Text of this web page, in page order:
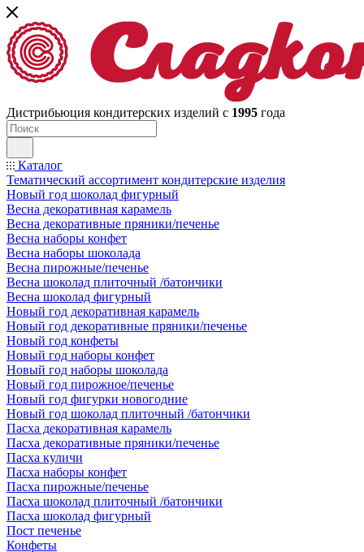
Дистрибьюция кондитерских изделий с 1995 года
Каталог
Тематический ассортимент кондитерские изделия
Новый год шоколад фигурный
Весна декоративная карамель
Весна декоративные пряники/печенье
Весна наборы конфет
Весна наборы шоколада
Весна пирожные/печенье
Весна шоколад плиточный /батончики
Весна шоколад фигурный
Новый год декоративная карамель
Новый год декоративные пряники/печенье
Новый год конфеты
Новый год наборы конфет
Новый год наборы шоколада
Новый год пирожное/печенье
Новый год фигурки новогодние
Новый год шоколад плиточный /батончики
Пасха декоративная карамель
Пасха декоративные пряники/печенье
Пасха куличи
Пасха наборы конфет
Пасха пирожные/печенье
Пасха шоколад плиточный /батончики
Пасха шоколад фигурный
Пост печенье
Конфеты